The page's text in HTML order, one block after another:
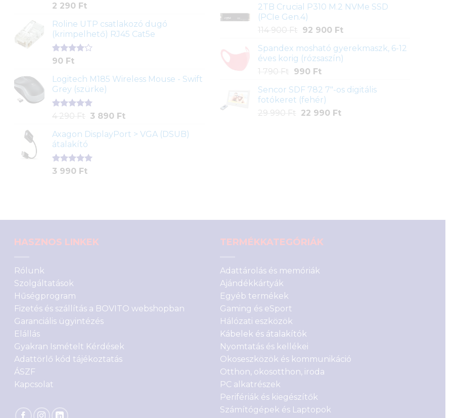
Értékelés
ből,
2
értékelés
alapján
2 290 Ft
Roline UTP csatlakozó dugó
(krimpelhető) RJ45 Cat5e
Értékelés
5-ből,
2
értékelés
alapján
90 Ft
Logitech M185 Wireless Mouse - Swift
Grey (szürke)
Értékelés
ből,
1
értékelés
alapján
4 290 Ft
Original
was:
290 Ft.
3 890 FtCurrent
is:
Axagon DisplayPort > VGA (DSUB)
átalakító
Értékelés
1
3 990 Ft
was:
49
900 Ft.
is:
990 Ft.
2TB Crucial P310 M.2 NVMe SSD
(PCIe Gen.4)
114 900 Ft
Original
was:
114
900 Ft.
92 900 FtCurrent
is:
92
Spandex mosható gyerekmaszk, 6-12
éves korig (rózsaszín)
1 790 Ft
Original
was:
1
790 Ft.
990 FtCurrent
is:
990 Ft.
Sencor SDF 782 7"-os digitális
fotókeret (fehér)
29 990 Ft
Original
22 990 FtCurrent
HASZNOS LINKEK
Rólunk
Szolgáltatások
Hűségprogram
Fizetés és szállítás a BOVITO webshopban
Garanciális ügyintézés
Elállás
Gyakran Ismételt Kérdések
Adattörlő kód tájékoztatás
ÁSZF
Kapcsolat
TERMÉKKATEGÓRIÁK
Adattárolás és memóriák
Ajándékkártyák
Egyéb termékek
Gaming és eSport
Hálózati eszközök
Kábelek és átalakítók
Nyomtatás és kellékei
Okoseszközök és kommunikáció
Otthon, okosotthon, iroda
PC alkatrészek
Perifériák és kiegészítők
Számítógépek és Laptopok